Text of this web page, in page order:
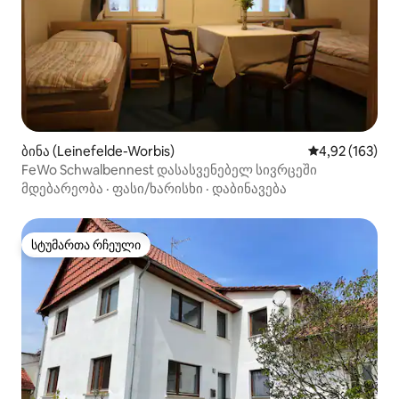
ბინა (Leinefelde-Worbis) საშუალო
4,92 (163)
FeWo Schwalbennest დასასვენებელ სივრცეში
მდებარეობა · ფასი/ხარისხი · დაბინავება
სტუმართა რჩეული
სტუმართა რჩეული